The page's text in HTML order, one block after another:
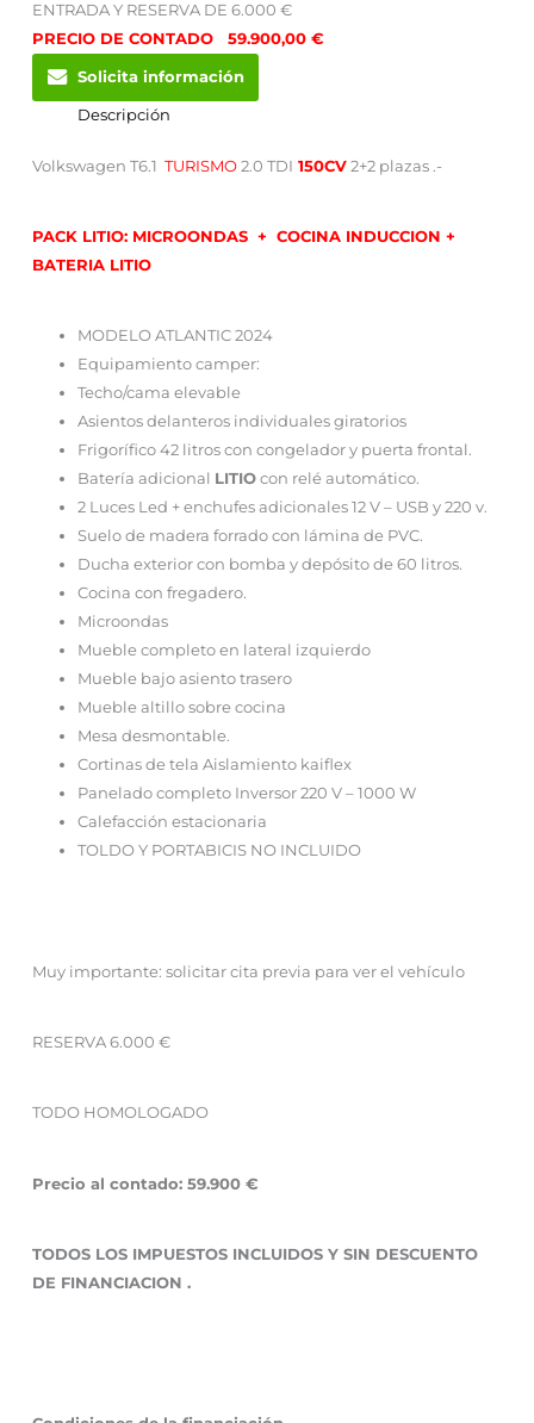
ENTRADA Y RESERVA DE 6.000 €
PRECIO DE CONTADO 59.900,00 €
Solicita información
Descripción
Volkswagen T6.1 TURISMO2.0 TDI 150CV2+2 plazas .-
PACK LITIO: MICROONDAS + COCINA INDUCCION +
BATERIA LITIO
MODELO ATLANTIC 2024
Equipamiento camper:
Techo/cama elevable
Asientos delanteros individuales giratorios
Frigorífico 42 litros con congelador y puerta frontal.
Batería adicional LITIO con relé automático.
2 Luces Led + enchufes adicionales 12 V – USB y 220 v.
Suelo de madera forrado con lámina de PVC.
Ducha exterior con bomba y depósito de 60 litros.
Cocina con fregadero.
Microondas
Mueble completo en lateral izquierdo
Mueble bajo asiento trasero
Mueble altillo sobre cocina
Mesa desmontable.
Cortinas de tela Aislamiento kaiflex
Panelado completo Inversor 220 V – 1000 W
Calefacción estacionaria
TOLDO Y PORTABICIS NO INCLUIDO
Muy importante: solicitar cita previa para ver el vehículo
RESERVA 6.000 €
TODO HOMOLOGADO
Precio al contado: 59.900 €
TODOS LOS IMPUESTOS INCLUIDOS Y SIN DESCUENTO
DE FINANCIACION .